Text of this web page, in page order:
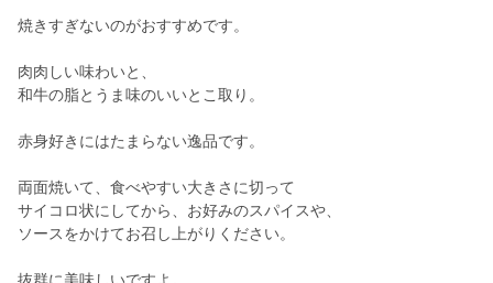
焼きすぎないのがおすすめです。
肉肉しい味わいと、
和牛の脂とうま味のいいとこ取り。
赤身好きにはたまらない逸品です。
両面焼いて、食べやすい大きさに切って
サイコロ状にしてから、お好みのスパイスや、
ソースをかけてお召し上がりください。